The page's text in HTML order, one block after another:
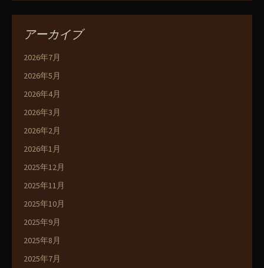
アーカイブ
2026年7月
2026年5月
2026年4月
2026年3月
2026年2月
2026年1月
2025年12月
2025年11月
2025年10月
2025年9月
2025年8月
2025年7月